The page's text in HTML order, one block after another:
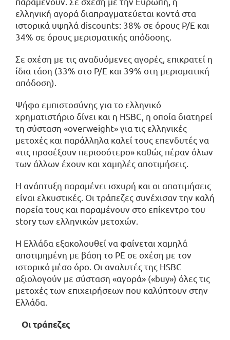
ελληνική αγορά διαπραγματεύεται κοντά στα
ιστορικά υψηλά discounts: 38% σε όρους P/E και
34% σε όρους μερισματικής απόδοσης.
Σε σχέση με τις αναδυόμενες αγορές, επικρατεί η
ίδια τάση (33% στο P/E και 39% στη μερισματική
απόδοση).
Ψήφο εμπιστοσύνης για το ελληνικό
χρηματιστήριο δίνει και η HSBC, η οποία διατηρεί
τη σύσταση «overweight» για τις ελληνικές
μετοχές και παράλληλα καλεί τους επενδυτές να
«τις προσέξουν περισσότερο» καθώς πέραν όλων
των άλλων έχουν και χαμηλές αποτιμήσεις.
Η ανάπτυξη παραμένει ισχυρή και οι αποτιμήσεις
είναι ελκυστικές. Οι τράπεζες συνέχισαν την καλή
πορεία τους και παραμένουν στο επίκεντρο του
story των ελληνικών μετοχών.
Η Ελλάδα εξακολουθεί να φαίνεται χαμηλά
αποτιμημένη με βάση το PE σε σχέση με τον
ιστορικό μέσο όρο. Οι αναλυτές της HSBC
αξιολογούν με σύσταση «αγορά» («buy») όλες τις
μετοχές των επιχειρήσεων που καλύπτουν στην
Ελλάδα.
Οι τράπεζες